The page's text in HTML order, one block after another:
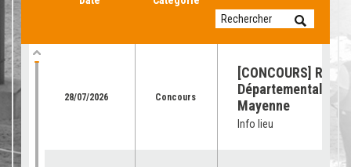
28/07/2026 Concours
[CONCOURS]
Départemental de
Mayenne
Info lieu